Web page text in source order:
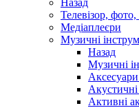
Назад
Телевізор, фото,
Медіаплеєри
Музичні
Назад
Музичні
Активні